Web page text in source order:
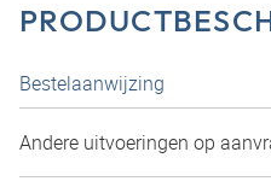
Bestelaanwijzing
Andere uitvoeringen op